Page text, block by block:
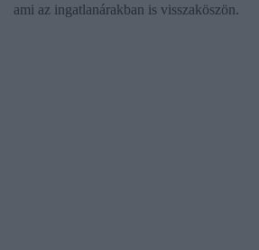
ami az ingatlanárakban is visszaköszön.